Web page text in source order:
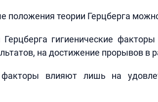
положения теории Герцберга
гигиенические
на достижение прорывов в
факторы влияют лишь на